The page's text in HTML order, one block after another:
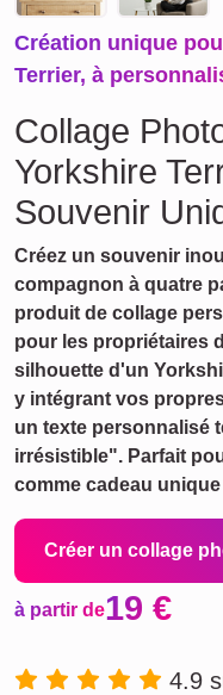
Création unique
Terrier, à
Collage
Yorkshire
Souvenir
Créez un souvenir
compagnon à quatre
produit de collage
pour les propriétaires
silhouette d'un
y intégrant vos
un texte personnalisé
irrésistible". Parfait
comme cadeau
Créer un collage
à partir de19 €
4.9